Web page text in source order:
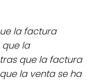
la factura
la
que la factura
la venta se ha